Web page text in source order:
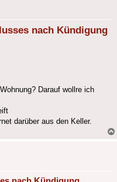
nach Kündigung
Darauf wollre ich
darüber aus den Keller.